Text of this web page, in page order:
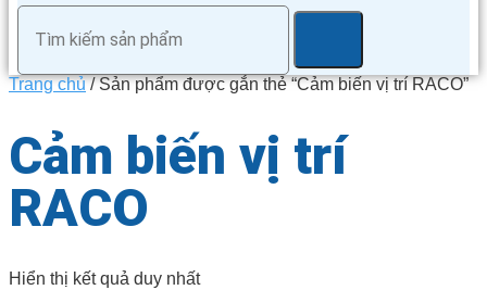
Trang chủ/ Sản phẩm được gắn thẻ “Cảm biến vị trí RACO”
Cảm biến vị trí
RACO
Hiển thị kết quả duy nhất